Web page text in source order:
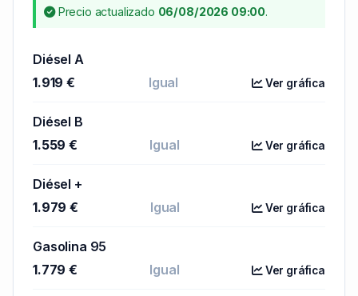
Precio actualizado 06/08/2026 09:00.
Diésel A
1.919 €
Igual Ver gráfica
Diésel B
1.559 €
Igual Ver gráfica
Diésel +
1.979 €
Igual Ver gráfica
Gasolina 95
1.779 €
Igual Ver gráfica